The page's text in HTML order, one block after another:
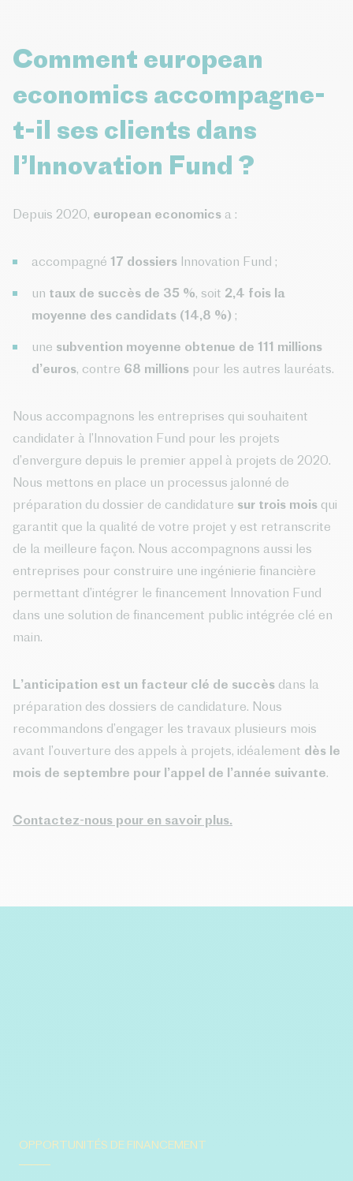
Comment european
economics accompagne-
t-il ses clients dans
l’Innovation Fund ?
Depuis 2020, european economics a :
accompagné 17 dossiers Innovation Fund ;
un taux de succès de 35 %, soit 2,4 fois la
moyenne des candidats (14,8 %) ;
une subvention moyenne obtenue de 111 millions
d’euros, contre 68 millions pour les autres lauréats.
Nous accompagnons les entreprises qui souhaitent
candidater à l’Innovation Fund pour les projets
d’envergure depuis le premier appel à projets de 2020.
Nous mettons en place un processus jalonné de
préparation du dossier de candidature sur trois mois qui
garantit que la qualité de votre projet y est retranscrite
de la meilleure façon. Nous accompagnons aussi les
entreprises pour construire une ingénierie financière
permettant d’intégrer le financement Innovation Fund
dans une solution de financement public intégrée clé en
main.
L’anticipation est un facteur clé de succès dans la
préparation des dossiers de candidature. Nous
recommandons d’engager les travaux plusieurs mois
avant l’ouverture des appels à projets, idéalement dès le
mois de septembre pour l’appel de l’année suivante.
Contactez-nous pour en savoir plus.
OPPORTUNITÉS DE FINANCEMENT